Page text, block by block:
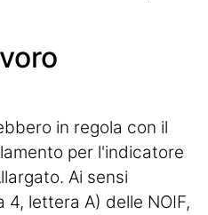
in regola con il
per l'indicatore
Ai sensi
lettera A) delle NOIF,